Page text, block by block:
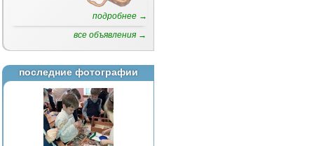
подробнее →
все объявления →
последние фотографии